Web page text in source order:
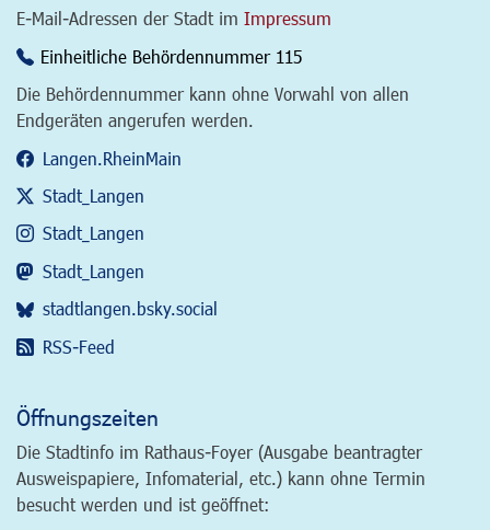
E-Mail-Adressen der Stadt im Impressum
Einheitliche Behördennummer 115
Die Behördennummer kann ohne Vorwahl von allen
Endgeräten angerufen werden.
Langen.RheinMain
Stadt_Langen
Stadt_Langen
Stadt_Langen
stadtlangen.bsky.social
RSS-Feed
Öffnungszeiten
Die Stadtinfo im Rathaus-Foyer (Ausgabe beantragter
Ausweispapiere, Infomaterial, etc.) kann ohne Termin
besucht werden und ist geöffnet: